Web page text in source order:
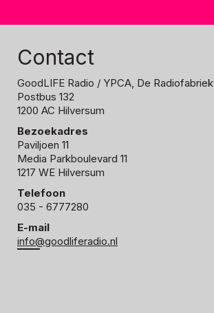
Contact
GoodLIFE Radio / YPCA, De Radiofabriek
Postbus 132
1200 AC Hilversum
Bezoekadres
Paviljoen 11
Media Parkboulevard 11
1217 WE Hilversum
Telefoon
035 - 6777280
E-mail
info@goodliferadio.nl